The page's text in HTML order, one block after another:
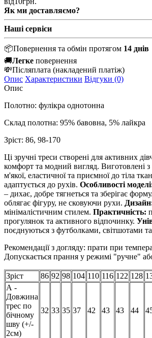
Як ми доставляємо?
Наші сервіси
📦Повернення та обмін протягом 14 днів
🚚Легке повернення
💸Післяплата (накладений платіж)
Опис Характеристики Відгуки (0)
Опис
Полотно: фулікра однотонна
Склад полотна: 95% бавовна, 5% лайкра
Зріст: 86, 98-170
Ці зручні треси створені для активних
комфорт та модний вигляд. Виготовлені з
м'якої, еластичної та приємної до тіла
адаптується до рухів. Особливості
– дихає, добре тягнеться та зберігає форму.
облягає фігуру, не сковуючи рухи.
мінімалістичним стилем. Практичність:
прогулянок та активного відпочинку.
поєднуються з футболками, світшотами
Рекомендації з догляду: прати при
Допускається прання у режимі "ручне"
Зріст 86 92 98 104 110 116 122 128
А -
Довжина
трес по
бічному
шву (+/-
2см)
32 33 35 37 42 43 43 44